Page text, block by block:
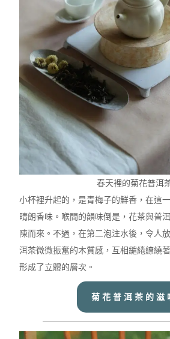
春天裡的菊花普洱
小杯裡升起的，是青梅子的鮮香，在這
晴朗香味。喉間的韻味倒是，花茶與普
陳而來。不過，在第二泡注水後，令人
洱茶微微振奮的木質感，互相繾綣繚繞
形成了立體的層次。
菊花普洱茶的滋